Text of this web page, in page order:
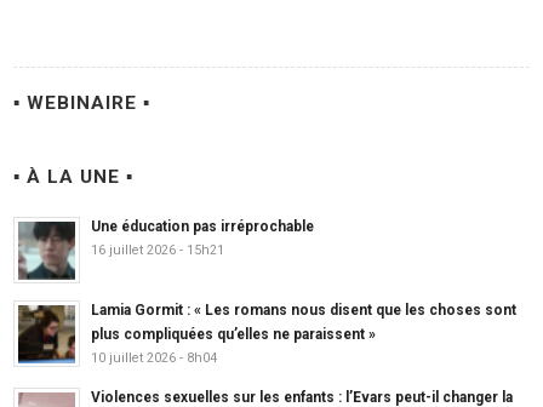
▪ WEBINAIRE ▪
▪ À LA UNE ▪
Une éducation pas irréprochable
16 juillet 2026 - 15h21
Lamia Gormit : « Les romans nous disent que les choses sont
plus compliquées qu’elles ne paraissent »
10 juillet 2026 - 8h04
Violences sexuelles sur les enfants : l’Evars peut-il changer la